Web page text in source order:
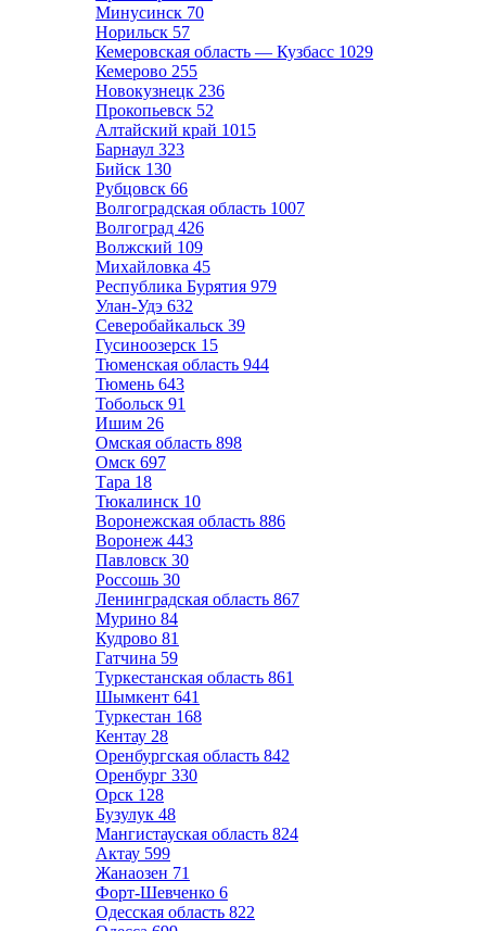
Минусинск 70
Норильск 57
Кемеровская область — Кузбасс 1029
Кемерово 255
Новокузнецк 236
Прокопьевск 52
Алтайский край 1015
Барнаул 323
Бийск 130
Рубцовск 66
Волгоградская область 1007
Волгоград 426
Волжский 109
Михайловка 45
Республика Бурятия 979
Улан-Удэ 632
Северобайкальск 39
Гусиноозерск 15
Тюменская область 944
Тюмень 643
Тобольск 91
Ишим 26
Омская область 898
Омск 697
Тара 18
Тюкалинск 10
Воронежская область 886
Воронеж 443
Павловск 30
Россошь 30
Ленинградская область 867
Мурино 84
Кудрово 81
Гатчина 59
Туркестанская область 861
Шымкент 641
Туркестан 168
Кентау 28
Оренбургская область 842
Оренбург 330
Орск 128
Бузулук 48
Мангистауская область 824
Актау 599
Жанаозен 71
Форт-Шевченко 6
Одесская область 822